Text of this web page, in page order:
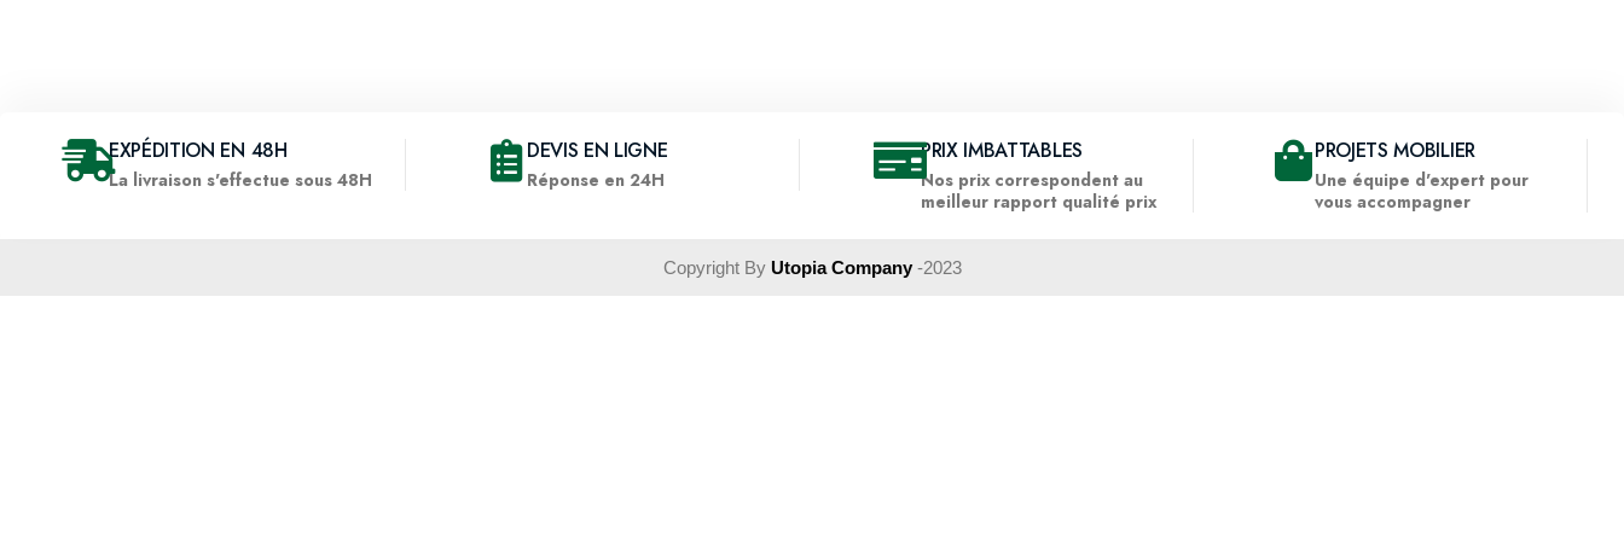
EXPÉDITION EN 48H
La livraison s'effectue sous 48H
DEVIS EN LIGNE
Réponse en 24H
PRIX IMBATTABLES
Nos prix correspondent au
meilleur rapport qualité prix
PROJETS MOBILIER
Une équipe d'expert pour
vous accompagner
Copyright By Utopia Company-2023